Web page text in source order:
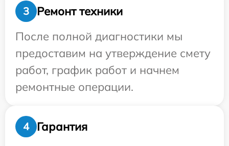
3
Ремонт техники
После полной диагностики мы
предоставим на утверждение смету
работ, график работ и начнем
ремонтные операции.
4
Гарантия